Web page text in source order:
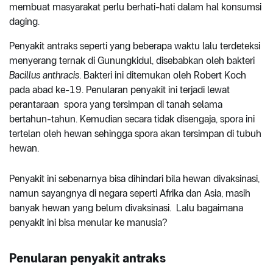
membuat masyarakat perlu berhati-hati dalam hal konsumsi
daging.
Penyakit antraks seperti yang beberapa waktu lalu terdeteksi
menyerang ternak di Gunungkidul, disebabkan oleh bakteri
Bacillus anthracis. Bakteri ini ditemukan oleh Robert Koch
pada abad ke-19. Penularan penyakit ini terjadi lewat
perantaraan spora yang tersimpan di tanah selama
bertahun-tahun. Kemudian secara tidak disengaja, spora ini
tertelan oleh hewan sehingga spora akan tersimpan di tubuh
hewan.
Penyakit ini sebenarnya bisa dihindari bila hewan divaksinasi,
namun sayangnya di negara seperti Afrika dan Asia, masih
banyak hewan yang belum divaksinasi. Lalu bagaimana
penyakit ini bisa menular ke manusia?
Penularan penyakit antraks